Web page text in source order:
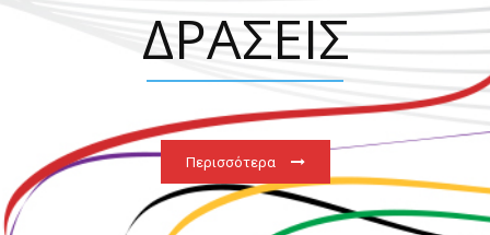
ΔΡΑΣΕΙΣ
Περισσότερα